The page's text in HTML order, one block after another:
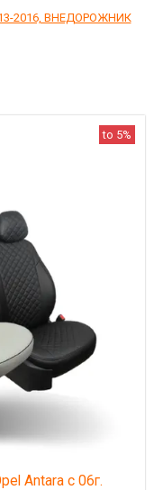
2016, ВНЕДОРОЖНИК
to 5%
Antara с 06г.